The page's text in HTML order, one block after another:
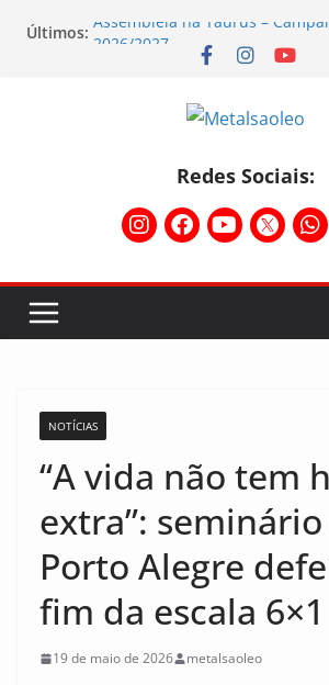
Últimos: Assembleia na Taurus –
salarial e mostra a força da
Conselho Diretivo da CNM/
mobilização dos metalúrgicos
Temporal destelha Ginásio
Redes Sociais:
NOTÍCIAS
“A vida não tem
extra”:
Porto Alegre
fim da escala 6×1
19 de maio de 2026 metalsaoleo